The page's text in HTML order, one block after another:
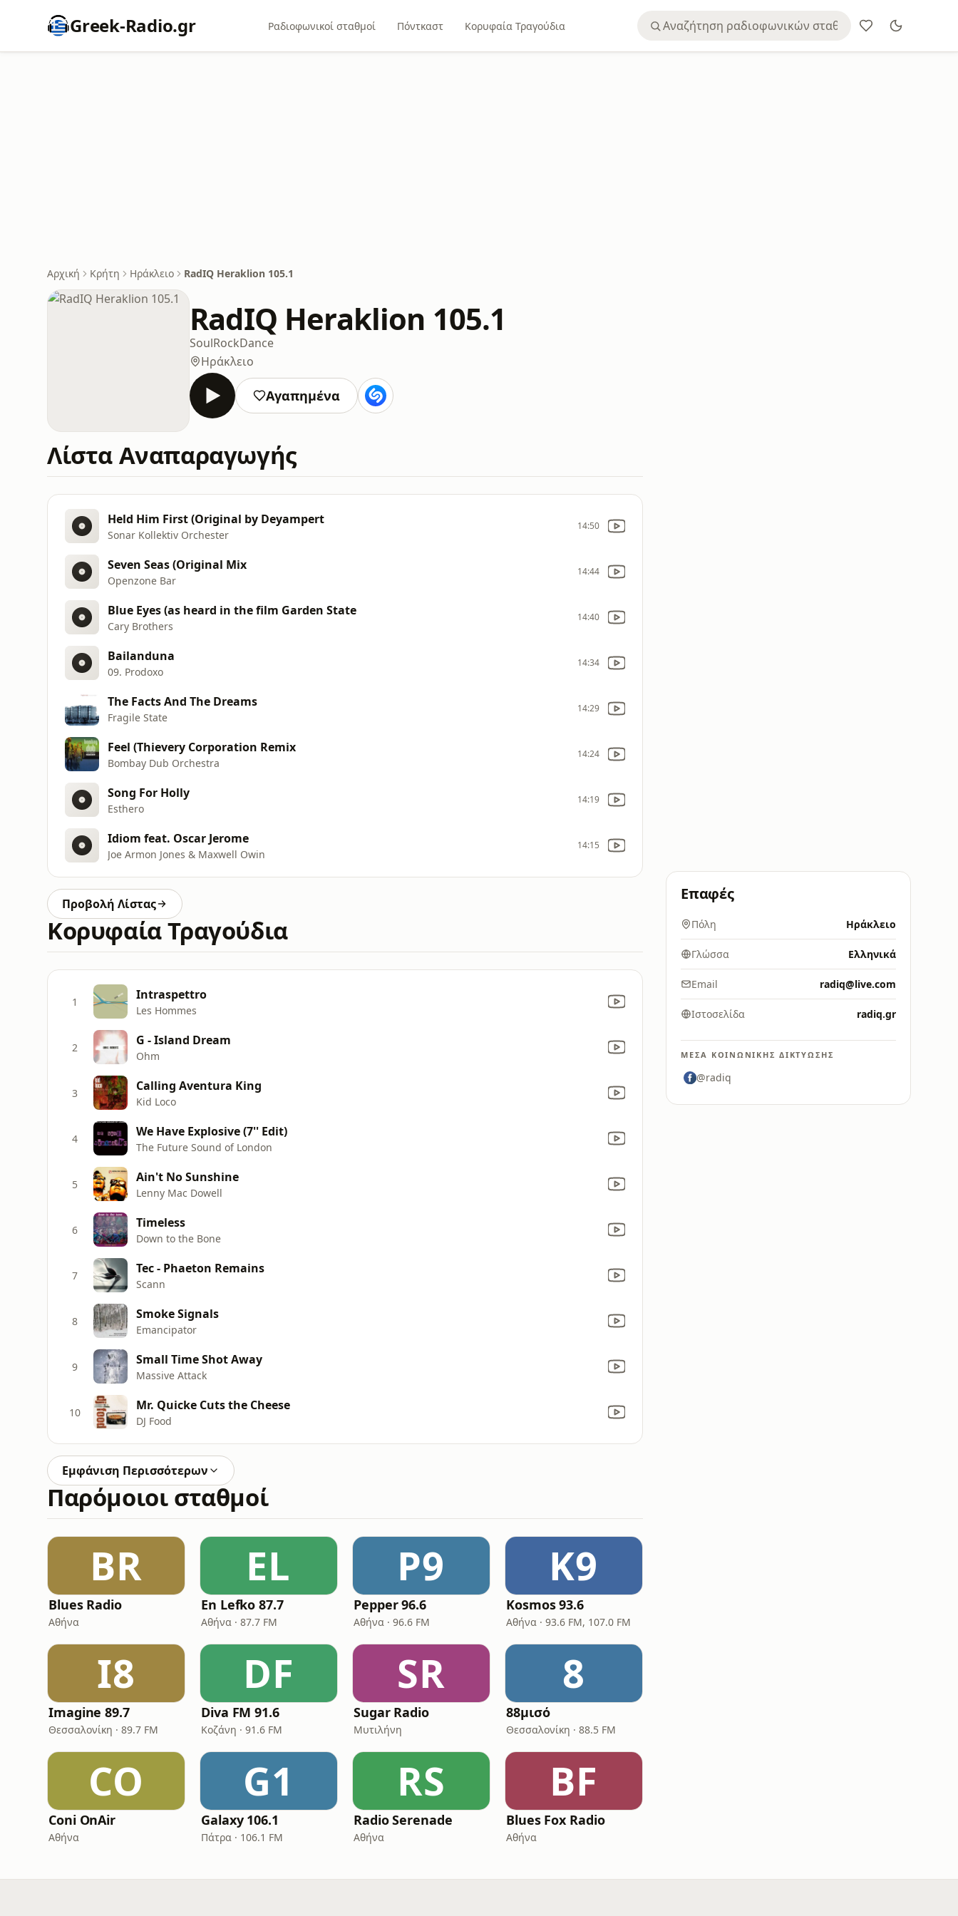
Greek-Radio.gr Ραδιοφωνικοί σταθμοί Πόντκαστ Κορυφαία Τραγούδια
Αρχική Κρήτη Ηράκλειο RadIQ Heraklion 105.1
RadIQ Heraklion 105.1
SoulRockDance
Ηράκλειο
Αγαπημένα
Λίστα Αναπαραγωγής
Held Him First (Original by Deyampert
Sonar Kollektiv Orchester
14:50
Seven Seas (Original Mix
Openzone Bar
14:44
Blue Eyes (as heard in the film Garden State
Cary Brothers
14:40
Bailanduna
09. Prodoxo
14:34
The Facts And The Dreams
Fragile State
14:29
Feel (Thievery Corporation Remix
Bombay Dub Orchestra
14:24
Song For Holly
Esthero
14:19
Idiom feat. Oscar Jerome
Joe Armon Jones & Maxwell Owin
14:15
Προβολή Λίστας
Κορυφαία Τραγούδια
1 Intraspettro
Les Hommes
2 G - Island Dream
Ohm
3 Calling Aventura King
Kid Loco
4 We Have Explosive (7'' Edit)
The Future Sound of London
5 Ain't No Sunshine
Lenny Mac Dowell
6 Timeless
Down to the Bone
7 Tec - Phaeton Remains
Scann
8 Smoke Signals
Emancipator
9 Small Time Shot Away
Massive Attack
10 Mr. Quicke Cuts the Cheese
DJ Food
Εμφάνιση Περισσότερων
Παρόμοιοι σταθμοί
BR
Blues Radio
Αθήνα
EL
En Lefko 87.7
Αθήνα · 87.7 FM
P9
Pepper 96.6
Αθήνα · 96.6 FM
K9
Kosmos 93.6
Αθήνα · 93.6 FM, 107.0 FM
I8
Imagine 89.7
Θεσσαλονίκη · 89.7 FM
DF
Diva FM 91.6
Κοζάνη · 91.6 FM
SR
Sugar Radio
Μυτιλήνη
8
88μισό
Θεσσαλονίκη · 88.5 FM
CO
Coni OnAir
Αθήνα
G1
Galaxy 106.1
Πάτρα · 106.1 FM
RS
Radio Serenade
Αθήνα
BF
Blues Fox Radio
Αθήνα
Επαφές
Πόλη Ηράκλειο
Γλώσσα Ελληνικά
Email radiq@live.com
Ιστοσελίδα radiq.gr
ΜΈΣΑ ΚΟΙΝΩΝΙΚΉΣ ΔΙΚΤΎΩΣΗΣ
@radiq